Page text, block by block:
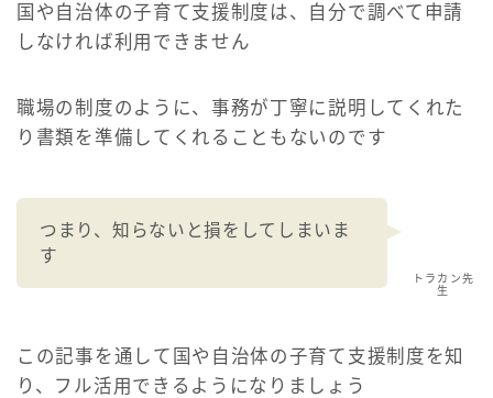
国や自治体の子育て支援制度は、自分で調べて申請
しなければ利用できません
職場の制度のように、事務が丁寧に説明してくれた
り書類を準備してくれることもないのです
トラカン先
生
つまり、知らないと損をしてしまいま
す
この記事を通して国や自治体の子育て支援制度を知
り、フル活用できるようになりましょう